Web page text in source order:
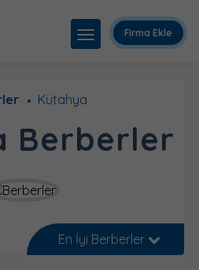
Firma Ekle
Kütahya
Berberler
En İyi Berberler